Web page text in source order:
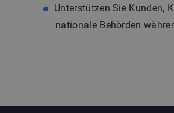
Unterstützen Sie Kunden,
nationale Behörden